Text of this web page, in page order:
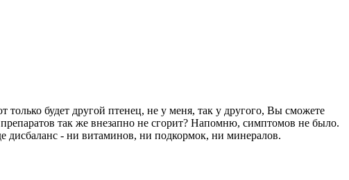
будет другой птенец, не у меня, так у другого, Вы сможете
так же внезапно не сгорит? Напомню, симптомов не было.
дисбаланс - ни витаминов, ни подкормок, ни минералов.